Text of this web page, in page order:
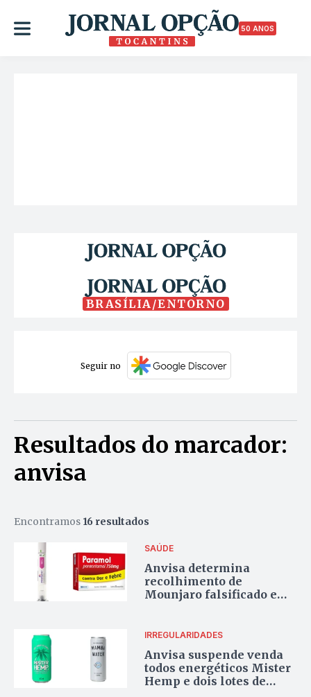
50 ANOS
BRASÍLIA/ENTORNO
Seguir no
Resultados do marcador:
anvisa
Encontramos 16 resultados
SAÚDE
Anvisa determina
recolhimento de
Mounjaro falsificado e
IRREGULARIDADES
Anvisa suspende venda
todos energéticos Mister
Hemp e dois lotes de